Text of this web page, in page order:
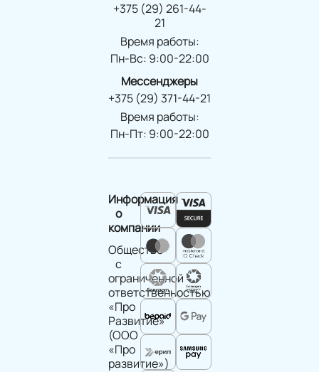
+375 (29) 261-44-
21
Время работы:
Пн-Вс: 9:00-22:00
Мессенджеры
+375 (29) 371-44-21
Время работы:
Пн-Пт: 9:00-22:00
Информация
о
компании
Общество
с
ограниченной
ответственностью
«Про
Развитие»
(ООО
«Про
развитие»)